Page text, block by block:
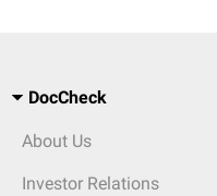
DocCheck
About Us
Investor Relations